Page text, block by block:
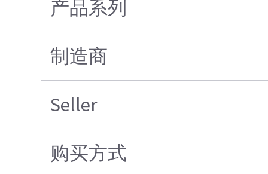
产品系列
制造商
Seller
购买方式